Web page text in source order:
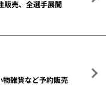
売、全選手展開
物雑貨など予約販売